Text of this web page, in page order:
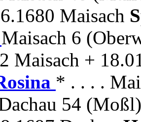
Maisach
Maisach 6
Maisach +
* . . . .
54 (Moßl)